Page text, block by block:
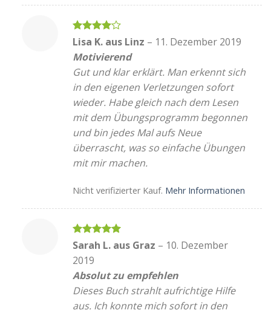
Bewertet
von 5
Lisa K. aus Linz – 11. Dezember 2019
Motivierend
Gut und klar erklärt. Man erkennt sich
in den eigenen Verletzungen sofort
wieder. Habe gleich nach dem Lesen
mit dem Übungsprogramm begonnen
und bin jedes Mal aufs Neue
überrascht, was so einfache Übungen
mit mir machen.
Nicht verifizierter Kauf. Mehr Informationen
Bewertet
5
Sarah L. aus Graz – 10. Dezember
2019
Absolut zu empfehlen
Dieses Buch strahlt aufrichtige Hilfe
aus. Ich konnte mich sofort in den